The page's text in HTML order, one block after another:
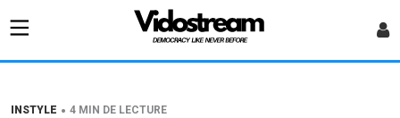
INSTYLE • 4 MIN DE LECTURE